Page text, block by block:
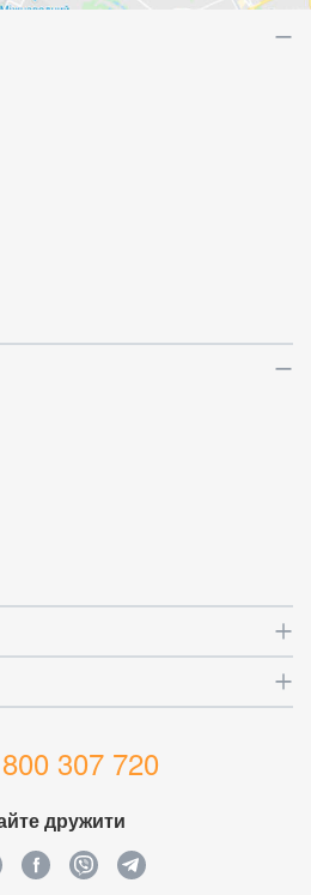
307 720
дружити